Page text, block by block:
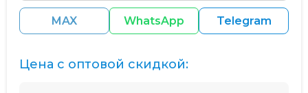
MAX WhatsApp Telegram
Цена с оптовой скидкой: